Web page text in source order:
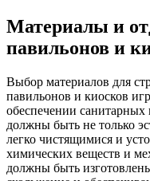
Материалы и
павильонов и
Выбор материалов для
павильонов и киосков
обеспечении
должны быть не только
легко чистящимися и
химических веществ и
должны быть